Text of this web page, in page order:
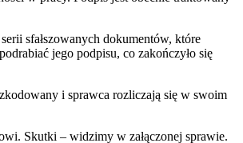
sfałszowanych dokumentów, które
jego podpisu, co zakończyło się
i sprawca rozliczają się w swoim
Skutki – widzimy w załączonej sprawie.